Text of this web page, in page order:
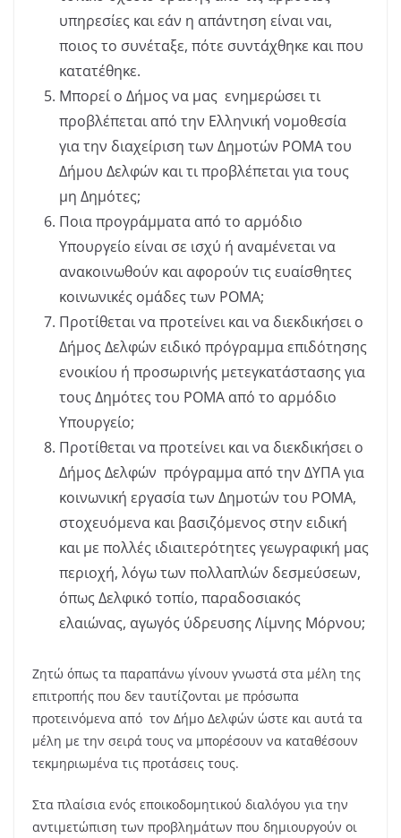
υπηρεσίες και εάν η απάντηση είναι ναι,
ποιος το συνέταξε, πότε συντάχθηκε και που
κατατέθηκε.
Μπορεί ο Δήμος να μας ενημερώσει τι
προβλέπεται από την Ελληνική νομοθεσία
για την διαχείριση των Δημοτών ΡΟΜΑ του
Δήμου Δελφών και τι προβλέπεται για τους
μη Δημότες;
Ποια προγράμματα από το αρμόδιο
Υπουργείο είναι σε ισχύ ή αναμένεται να
ανακοινωθούν και αφορούν τις ευαίσθητες
κοινωνικές ομάδες των ΡΟΜΑ;
Προτίθεται να προτείνει και να διεκδικήσει ο
Δήμος Δελφών ειδικό πρόγραμμα επιδότησης
ενοικίου ή προσωρινής μετεγκατάστασης για
τους Δημότες του ΡΟΜΑ από το αρμόδιο
Υπουργείο;
Προτίθεται να προτείνει και να διεκδικήσει ο
Δήμος Δελφών πρόγραμμα από την ΔΥΠΑ για
κοινωνική εργασία των Δημοτών του ΡΟΜΑ,
στοχευόμενα και βασιζόμενος στην ειδική
και με πολλές ιδιαιτερότητες γεωγραφική μας
περιοχή, λόγω των πολλαπλών δεσμεύσεων,
όπως Δελφικό τοπίο, παραδοσιακός
ελαιώνας, αγωγός ύδρευσης Λίμνης Μόρνου;
Ζητώ όπως τα παραπάνω γίνουν γνωστά στα μέλη της
επιτροπής που δεν ταυτίζονται με πρόσωπα
προτεινόμενα από τον Δήμο Δελφών ώστε και αυτά τα
μέλη με την σειρά τους να μπορέσουν να καταθέσουν
τεκμηριωμένα τις προτάσεις τους.
Στα πλαίσια ενός εποικοδομητικού διαλόγου για την
αντιμετώπιση των προβλημάτων που δημιουργούν οι